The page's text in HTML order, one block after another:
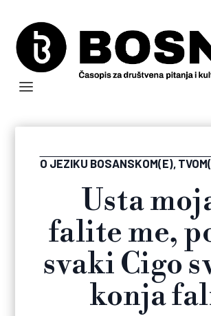
O JEZIKU BOSANSKOM(E),
Usta
falite me,
svaki Cigo
konja